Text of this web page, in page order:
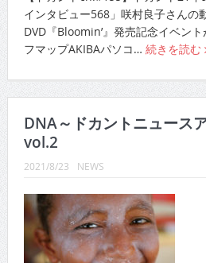
インタビュー568」咲村良子さんの
DVD『Bloomin’』発売記念イベン
フマップAKIBAパソコ… 続きを読む
DNA～ドカントニュース
vol.2
2021/8/23 NEWS